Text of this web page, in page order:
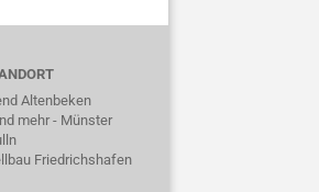
Altenbeken
mehr - Münster
Friedrichshafen